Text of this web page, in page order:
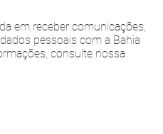
em receber comunicações,
pessoais com a Bahia
consulte nossa